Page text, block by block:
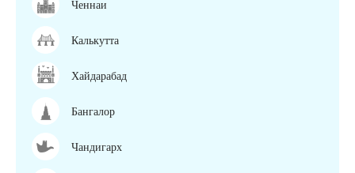
Ченнаи
Калькутта
Хайдарабад
Бангалор
Чандигарх